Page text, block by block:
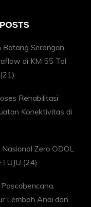
Serangan,
di KM 55 Tol
(21)
Rehabilitasi
Konektivitas di
Zero ODOL
(24)
Lembah Anai dan